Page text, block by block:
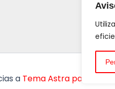
a Tema Astra para